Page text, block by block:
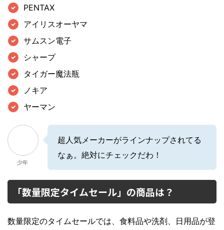
PENTAX
アイリスオーヤマ
サムスン電子
シャープ
タイガー魔法瓶
ノキア
ヤーマン
少年
超人気メーカーがラインナップされてる
なぁ。絶対にチェックだわ！
「数量限定タイムセール」の商品は？
数量限定のタイムセールでは、食料品や洗剤、日用品が登